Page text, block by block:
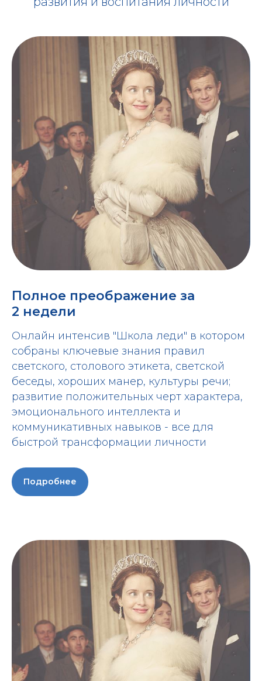
Полное преображение за
2 недели
Онлайн интенсив "Школа леди" в котором
собраны ключевые знания правил
светского, столового этикета, светской
беседы, хороших манер, культуры речи;
развитие положительных черт характера,
эмоционального интеллекта и
коммуникативных навыков - все для
быстрой трансформации личности
Подробнее